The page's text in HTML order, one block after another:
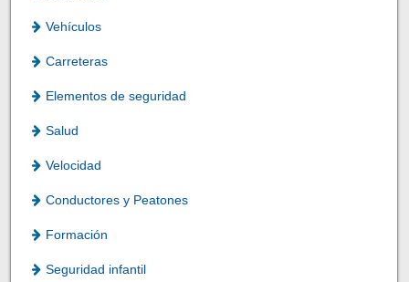
Vehículos
Carreteras
Elementos de seguridad
Salud
Velocidad
Conductores y Peatones
Formación
Seguridad infantil